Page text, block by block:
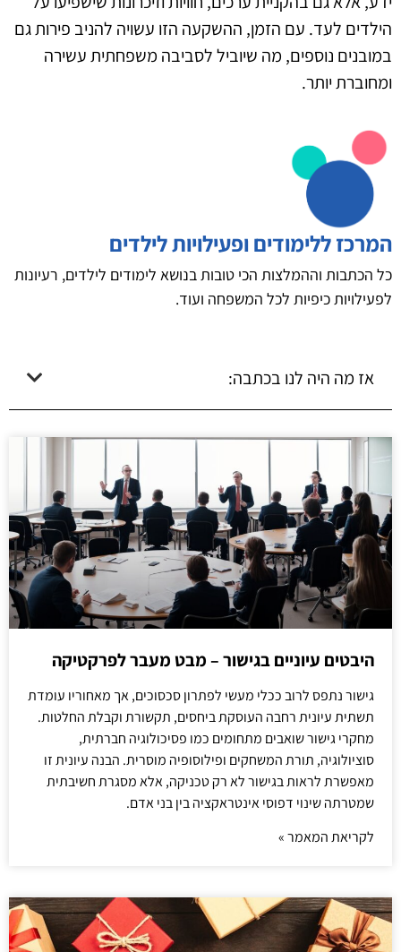
הילדים לעד. עם הזמן, ההשקעה הזו עשויה להניב פירות גם
במובנים נוספים, מה שיוביל לסביבה משפחתית עשירה
ומחוברת יותר.
המרכז ללימודים ופעילויות לילדים
כל הכתבות וההמלצות הכי טובות בנושא לימודים לילדים, רעיונות
לפעילויות כיפיות לכל המשפחה ועוד.
אז מה היה לנו בכתבה:
היבטים עיוניים בגישור – מבט מעבר לפרקטיקה
גישור נתפס לרוב ככלי מעשי לפתרון סכסוכים, אך מאחוריו עומדת
תשתית עיונית רחבה העוסקת ביחסים, תקשורת וקבלת החלטות.
מחקרי גישור שואבים מתחומים כמו פסיכולוגיה חברתית,
סוציולוגיה, תורת המשחקים ופילוסופיה מוסרית. הבנה עיונית זו
מאפשרת לראות בגישור לא רק טכניקה, אלא מסגרת חשיבתית
שמטרתה שינוי דפוסי אינטראקציה בין בני אדם.
לקריאת המאמר »